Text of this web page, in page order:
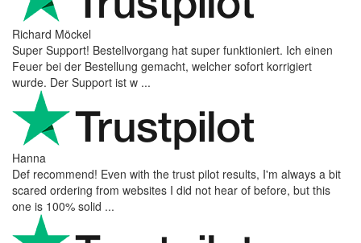
Richard Möckel
Super Support! Bestellvorgang hat super funktioniert. Ich einen
Feuer bei der Bestellung gemacht, welcher sofort korrigiert
wurde. Der Support ist w ...
Hanna
Def recommend! Even with the trust pilot results, I'm always a bit
scared ordering from websites I did not hear of before, but this
one is 100% solid ...